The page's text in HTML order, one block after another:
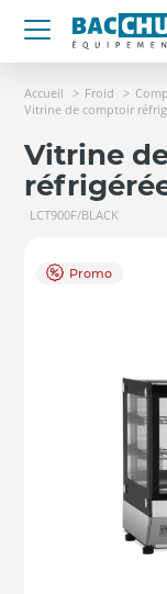
Accueil Froid
Vitrine de comptoir
Vitrine
LCT900F/BLACK
Promo